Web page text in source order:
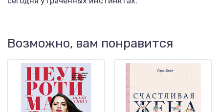
Возможно, вам понравится